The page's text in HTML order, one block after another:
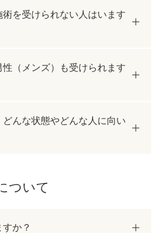
術を受けられない人はいます
性（メンズ）も受けられます
どんな状態やどんな人に向い
ついて
か？